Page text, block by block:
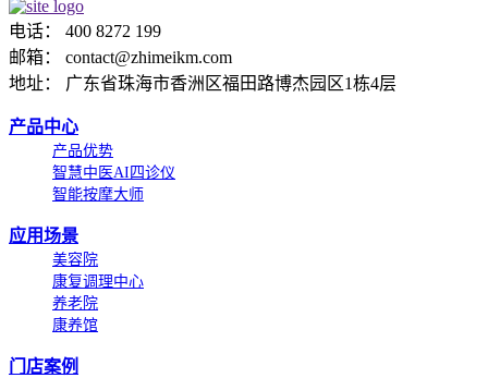
电话： 400 8272 199
邮箱： contact@zhimeikm.com
地址： 广东省珠海市香洲区福田路博杰园区1栋4层
产品中心
产品优势
智慧中医AI四诊仪
智能按摩大师
应用场景
美容院
康复调理中心
养老院
康养馆
门店案例